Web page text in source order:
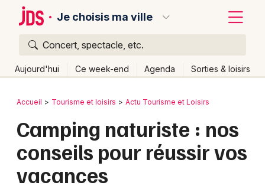
Je choisis ma ville
Concert, spectacle, etc.
Aujourd'hui Ce week-end Agenda Sorties & loisirs
Publier un événement
Grands événements
Bordeaux
Colmar
Lille
Retour
Accueil Tourisme et loisirs Actu Tourisme et Loisirs
Camping naturiste : nos
conseils pour réussir vos
vacances
Quoi ?
Où ?
Quand ?
Aujourd'hui
Demain Ce week-end Autre